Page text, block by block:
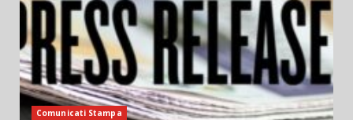
Comunicati Stampa